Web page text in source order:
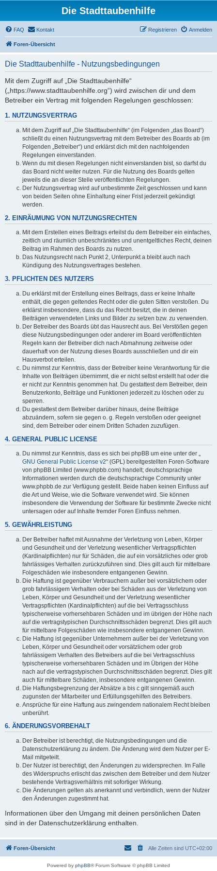
Die Stadttaubenhilfe
FAQ Kontakt Anmelden
Registrieren
Foren-Übersicht
Die Stadttaubenhilfe - Nutzungsbedingungen
Mit dem Zugriff auf „Die Stadttaubenhilfe“
(„https://www.stadttaubenhilfe.org“) wird zwischen dir und dem
Betreiber ein Vertrag mit folgenden Regelungen geschlossen:
1. NUTZUNGSVERTRAG
Mit dem Zugriff auf „Die Stadttaubenhilfe“ (im Folgenden „das Board“)
schließt du einen Nutzungsvertrag mit dem Betreiber des Boards ab (im
Folgenden „Betreiber“) und erklärst dich mit den nachfolgenden
Regelungen einverstanden.
Wenn du mit diesen Regelungen nicht einverstanden bist, so darfst du
das Board nicht weiter nutzen. Für die Nutzung des Boards gelten
jeweils die an dieser Stelle veröffentlichten Regelungen.
Der Nutzungsvertrag wird auf unbestimmte Zeit geschlossen und kann
von beiden Seiten ohne Einhaltung einer Frist jederzeit gekündigt
werden.
2. EINRÄUMUNG VON NUTZUNGSRECHTEN
Mit dem Erstellen eines Beitrags erteilst du dem Betreiber ein einfaches,
zeitlich und räumlich unbeschränktes und unentgeltliches Recht, deinen
Beitrag im Rahmen des Boards zu nutzen.
Das Nutzungsrecht nach Punkt 2, Unterpunkt a bleibt auch nach
Kündigung des Nutzungsvertrages bestehen.
3. PFLICHTEN DES NUTZERS
Du erklärst mit der Erstellung eines Beitrags, dass er keine Inhalte
enthält, die gegen geltendes Recht oder die guten Sitten verstoßen. Du
erklärst insbesondere, dass du das Recht besitzt, die in deinen
Beiträgen verwendeten Links und Bilder zu setzen bzw. zu verwenden.
Der Betreiber des Boards übt das Hausrecht aus. Bei Verstößen gegen
diese Nutzungsbedingungen oder anderer im Board veröffentlichten
Regeln kann der Betreiber dich nach Abmahnung zeitweise oder
dauerhaft von der Nutzung dieses Boards ausschließen und dir ein
Hausverbot erteilen.
Du nimmst zur Kenntnis, dass der Betreiber keine Verantwortung für die
Inhalte von Beiträgen übernimmt, die er nicht selbst erstellt hat oder die
er nicht zur Kenntnis genommen hat. Du gestattest dem Betreiber, dein
Benutzerkonto, Beiträge und Funktionen jederzeit zu löschen oder zu
sperren.
Du gestattest dem Betreiber darüber hinaus, deine Beiträge
abzuändern, sofern sie gegen o. g. Regeln verstoßen oder geeignet
sind, dem Betreiber oder einem Dritten Schaden zuzufügen.
4. GENERAL PUBLIC LICENSE
Du nimmst zur Kenntnis, dass es sich bei phpBB um eine unter der „
GNU General Public License v2“ (GPL) bereitgestellten Foren-Software
von phpBB Limited (www.phpbb.com) handelt; deutschsprachige
Informationen werden durch die deutschsprachige Community unter
www.phpbb.de zur Verfügung gestellt. Beide haben keinen Einfluss auf
die Art und Weise, wie die Software verwendet wird. Sie können
insbesondere die Verwendung der Software für bestimmte Zwecke nicht
untersagen oder auf Inhalte fremder Foren Einfluss nehmen.
5. GEWÄHRLEISTUNG
Der Betreiber haftet mit Ausnahme der Verletzung von Leben, Körper
und Gesundheit und der Verletzung wesentlicher Vertragspflichten
(Kardinalpflichten) nur für Schäden, die auf ein vorsätzliches oder grob
fahrlässiges Verhalten zurückzuführen sind. Dies gilt auch für mittelbare
Folgeschäden wie insbesondere entgangenen Gewinn.
Die Haftung ist gegenüber Verbrauchern außer bei vorsätzlichem oder
grob fahrlässigem Verhalten oder bei Schäden aus der Verletzung von
Leben, Körper und Gesundheit und der Verletzung wesentlicher
Vertragspflichten (Kardinalpflichten) auf die bei Vertragsschluss
typischerweise vorhersehbaren Schäden und im übrigen der Höhe nach
auf die vertragstypischen Durchschnittsschäden begrenzt. Dies gilt auch
für mittelbare Folgeschäden wie insbesondere entgangenen Gewinn.
Die Haftung ist gegenüber Unternehmern außer bei der Verletzung von
Leben, Körper und Gesundheit oder vorsätzlichem oder grob
fahrlässigem Verhalten des Betreibers auf die bei Vertragsschluss
typischerweise vorhersehbaren Schäden und im Übrigen der Höhe
nach auf die vertragstypischen Durchschnittsschäden begrenzt. Dies gilt
auch für mittelbare Schäden, insbesondere entgangenen Gewinn.
Die Haftungsbegrenzung der Absätze a bis c gilt sinngemäß auch
zugunsten der Mitarbeiter und Erfüllungsgehilfen des Betreibers.
Ansprüche für eine Haftung aus zwingendem nationalem Recht bleiben
unberührt.
6. ÄNDERUNGSVORBEHALT
Der Betreiber ist berechtigt, die Nutzungsbedingungen und die
Datenschutzerklärung zu ändern. Die Änderung wird dem Nutzer per E-
Mail mitgeteilt.
Der Nutzer ist berechtigt, den Änderungen zu widersprechen. Im Falle
des Widerspruchs erlischt das zwischen dem Betreiber und dem Nutzer
bestehende Vertragsverhältnis mit sofortiger Wirkung.
Die Änderungen gelten als anerkannt und verbindlich, wenn der Nutzer
den Änderungen zugestimmt hat.
Informationen über den Umgang mit deinen persönlichen Daten
sind in der Datenschutzerklärung enthalten.
Foren-Übersicht Alle Zeiten sind UTC+02:00
Powered by phpBB® Forum Software © phpBB Limited